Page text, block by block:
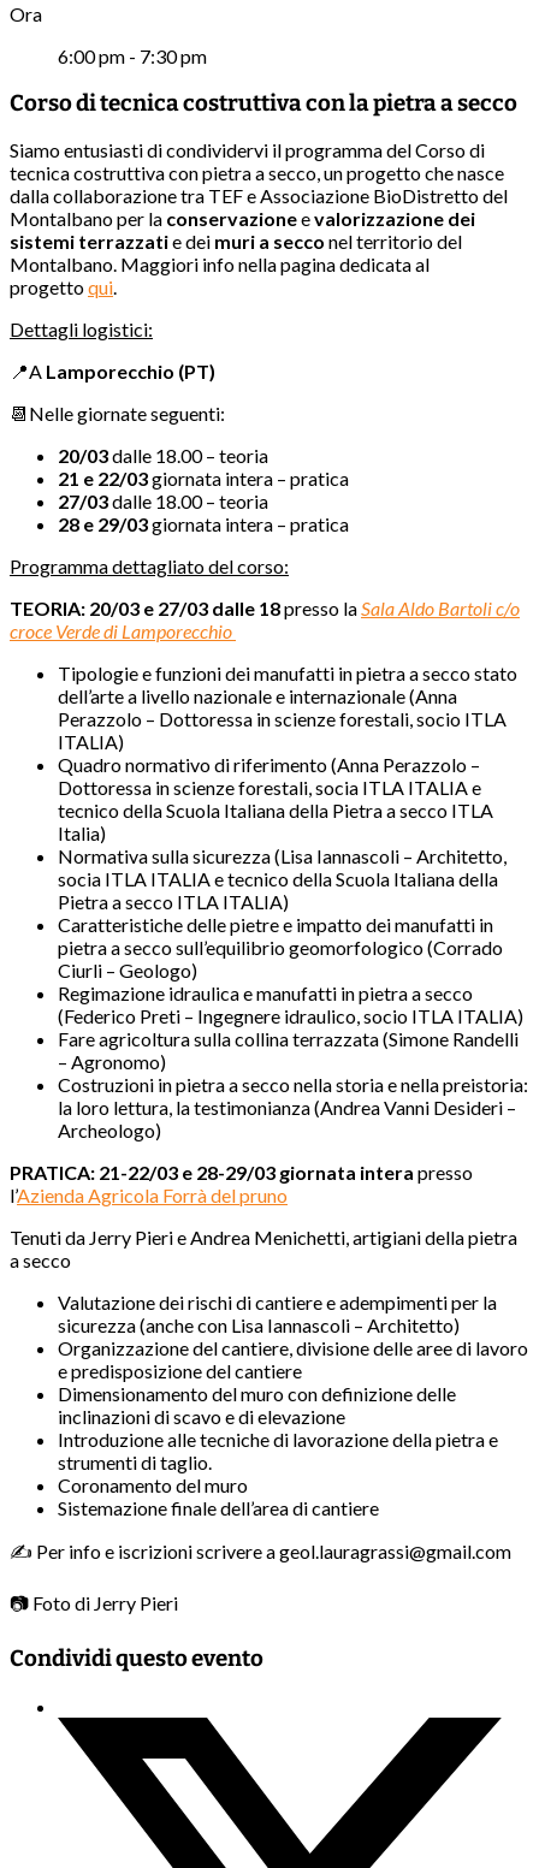
Ora
6:00 pm - 7:30 pm
Corso di tecnica costruttiva con la pietra a secco
Siamo entusiasti di condividervi il programma del Corso di
tecnica costruttiva con pietra a secco, un progetto che nasce
dalla collaborazione tra TEF e Associazione BioDistretto del
Montalbano per la conservazioneevalorizzazione dei
sistemi terrazzatie dei muri a secco nel territorio del
Montalbano. Maggiori info nella pagina dedicata al
progettoqui.
Dettagli logistici:
📍A Lamporecchio (PT)
📆Nelle giornate seguenti:
20/03dalle 18.00 – teoria
21 e 22/03giornata intera – pratica
27/03dalle 18.00 – teoria
28 e 29/03giornata intera – pratica
Programma dettagliato del corso:
TEORIA: 20/03 e 27/03 dalle 18presso laSala Aldo Bartoli c/o
croce Verde di Lamporecchio
Tipologie e funzioni dei manufatti in pietra a secco stato
dell’arte a livello nazionale e internazionale (Anna
Perazzolo – Dottoressa in scienze forestali,socio ITLA
ITALIA)
Quadro normativo di riferimento (Anna Perazzolo –
Dottoressa in scienze forestali,socia ITLA ITALIA e
tecnico della Scuola Italiana della Pietra a secco ITLA
Italia)
Normativa sulla sicurezza (Lisa Iannascoli – Architetto,
socia ITLA ITALIA e tecnico della Scuola Italiana della
Pietra a secco ITLA ITALIA)
Caratteristiche delle pietre e impatto dei manufatti in
pietra a secco sull’equilibrio geomorfologico (Corrado
Ciurli – Geologo)
Regimazione idraulica e manufatti in pietra a secco
(Federico Preti – Ingegnere idraulico, socio ITLA ITALIA)
Fare agricoltura sulla collina terrazzata (Simone Randelli
– Agronomo)
Costruzioni in pietra a secco nella storia e nella preistoria:
la loro lettura, la testimonianza (Andrea Vanni Desideri –
Archeologo)
PRATICA: 21-22/03 e 28-29/03 giornata intera presso
l’Azienda Agricola Forrà del pruno
Tenuti da Jerry Pieri e Andrea Menichetti, artigiani della pietra
a secco
Valutazione dei rischi di cantiere e adempimenti per la
sicurezza (anche con Lisa Iannascoli – Architetto)
Organizzazione del cantiere, divisione delle aree di lavoro
e predisposizione del cantiere
Dimensionamento del muro con definizione delle
inclinazioni di scavo e di elevazione
Introduzione alle tecniche di lavorazione della pietra e
strumenti di taglio.
Coronamento del muro
Sistemazione finale dell’area di cantiere
✍️ Per info e iscrizioni scrivere a geol.lauragrassi@gmail.com
📷 Foto di Jerry Pieri
Condividi questo evento